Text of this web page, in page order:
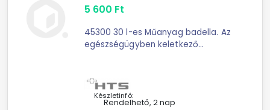
5 600 Ft
45300 30 l-es Műanyag badella. Az
egészségügyben keletkező
Készletinfó:
Rendelhető, 2 nap